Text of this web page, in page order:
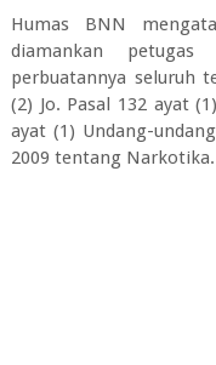
Humas BNN
diamankan
perbuatannya seluruh
(2) Jo. Pasal 132 ayat
ayat (1) Undang-
2009 tentang Narkotika.